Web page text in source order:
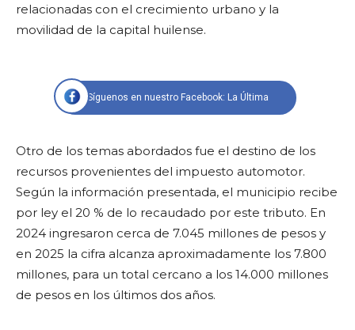
relacionadas con el crecimiento urbano y la
movilidad de la capital huilense.
Síguenos en nuestro Facebook: La Última
Otro de los temas abordados fue el destino de los
recursos provenientes del impuesto automotor.
Según la información presentada, el municipio recibe
por ley el 20 % de lo recaudado por este tributo. En
2024 ingresaron cerca de 7.045 millones de pesos y
en 2025 la cifra alcanza aproximadamente los 7.800
millones, para un total cercano a los 14.000 millones
de pesos en los últimos dos años.